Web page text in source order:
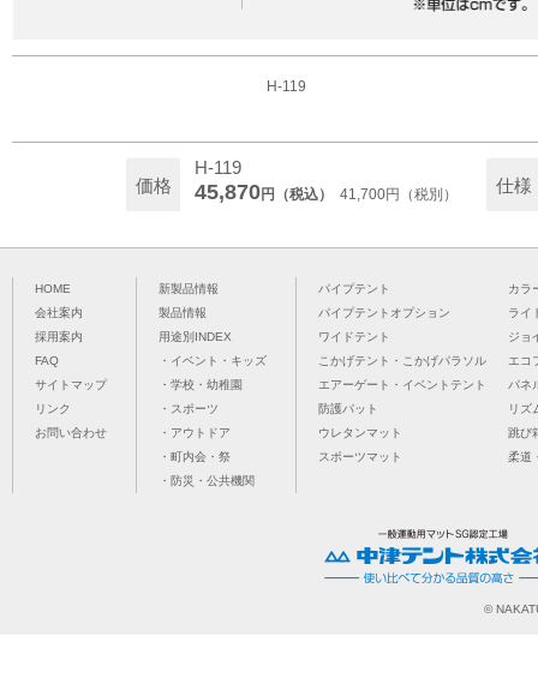
H-119
価格
H-119
45,870円（税込） 41,700円（税別） 仕様
HOME
会社案内
採用案内
FAQ
サイトマップ
リンク
お問い合わせ
新製品情報
製品情報
用途別INDEX
・イベント・キッズ
・学校・幼稚園
・スポーツ
・アウトドア
・町内会・祭
・防災・公共機関
パイプテント
カラ
パイプテントオプション
ライ
ワイドテント
ジョ
こかげテント・こかげパラソル
エコ
エアーゲート・イベントテント
パネ
防護パット
リズ
ウレタンマット
跳び
スポーツマット
柔道
©